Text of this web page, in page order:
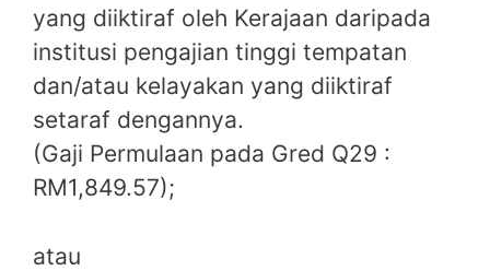
yang diiktiraf oleh Kerajaan daripada
institusi pengajian tinggi tempatan
dan/atau kelayakan yang diiktiraf
setaraf dengannya.
(Gaji Permulaan pada Gred Q29 :
RM1,849.57);
atau